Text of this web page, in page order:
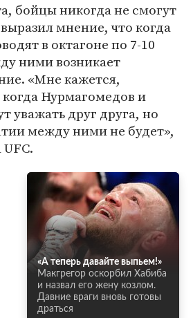
бойцы никогда не смогут
мнение, что когда
в октагоне по 7-10
ними возникает
«Мне кажется,
Нурмагомедов и
уважать друг друга, но
между ними не будет»,
«А теперь давайте выпьем!»
Макгрегор оскорбил Хабиба
и назвал его жену козлом.
Давние враги вновь готовы
драться